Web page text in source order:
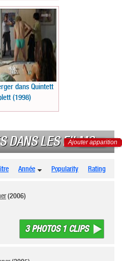
dans Quintett
(1998)
DANS LES FILMS
Ajouter apparition
Année Popularity Rating
(2006)
3 PHOTOS 1 CLIPS